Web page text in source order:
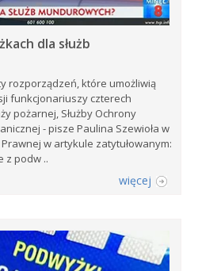
dla służb
rozporządzeń, które umożliwią
funkcjonariuszy czterech
pożarnej, Służby Ochrony
- pisze Paulina Szewioła w
w artykule zatytułowanym:
z podw ..
więcej